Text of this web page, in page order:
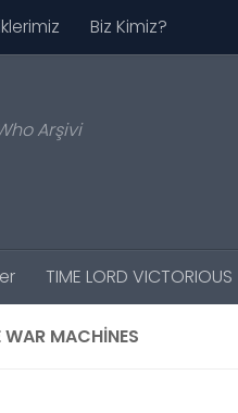
Biz Kimiz?
Arşivi
TIME LORD VICTORIOUS
MACHINES